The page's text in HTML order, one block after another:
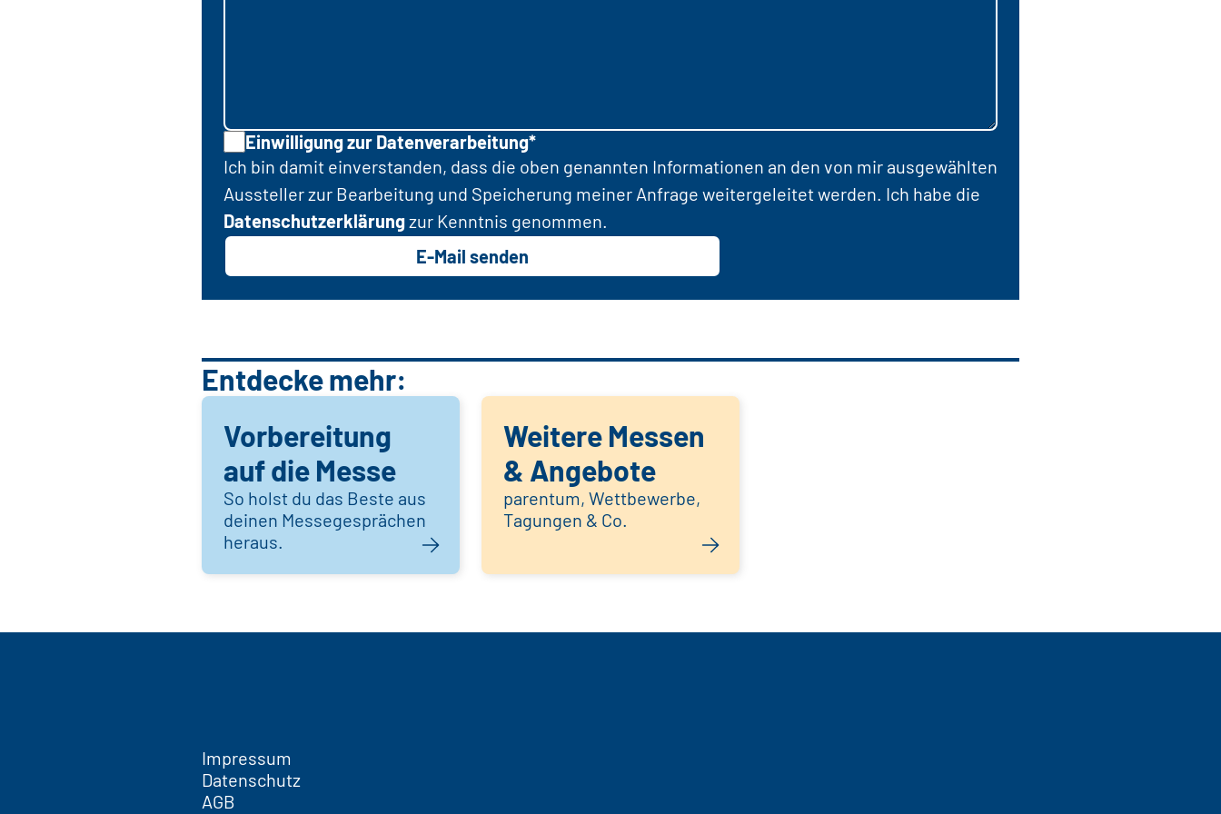
Einwilligung zur Datenverarbeitung*
Ich bin damit einverstanden, dass die oben genannten Informationen an den von mir ausgewählten
Aussteller zur Bearbeitung und Speicherung meiner Anfrage weitergeleitet werden. Ich habe die
Datenschutzerklärungzur Kenntnis genommen.
E-Mail senden
Entdecke mehr:
Vorbereitung
auf die Messe
So holst du das Beste aus
deinen Messegesprächen
heraus.
Weitere Messen
& Angebote
parentum, Wettbewerbe,
Tagungen & Co.
Impressum
Datenschutz
AGB